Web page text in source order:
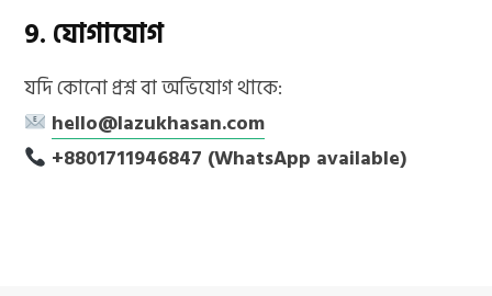
9. যোগাযোগ
যদি কোনো প্রশ্ন বা অভিযোগ থাকে:
hello@lazukhasan.com
+8801711946847 (WhatsApp available)